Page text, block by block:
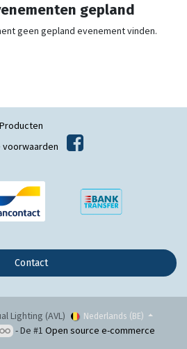
gepland
geen gepland evenement vinden.
Producten
voorwaarden
Contact
Lighting (AVL) Nederlands (BE)
- De #1Open source e-commerce